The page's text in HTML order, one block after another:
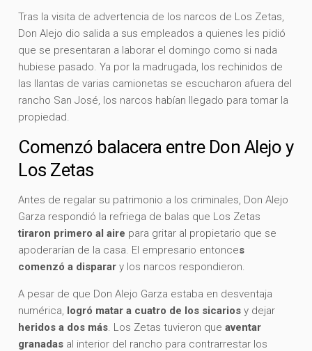
Tras la visita de advertencia de los narcos de Los Zetas,
Don Alejo dio salida a sus empleados a quienes les pidió
que se presentaran a laborar el domingo como si nada
hubiese pasado. Ya por la madrugada, los rechinidos de
las llantas de varias camionetas se escucharon afuera del
rancho San José, los narcos habían llegado para tomar la
propiedad.
Comenzó balacera entre Don Alejo y
Los Zetas
Antes de regalar su patrimonio a los criminales, Don Alejo
Garza respondió la refriega de balas que Los Zetas
tiraron primero al aire para gritar al propietario que se
apoderarían de la casa. El empresario entonces
comenzó a disparary los narcos respondieron.
A pesar de que Don Alejo Garza estaba en desventaja
numérica, logró matar a cuatro de los sicarios y dejar
heridos a dos más. Los Zetas tuvieron que aventar
granadas al interior del rancho para contrarrestar los